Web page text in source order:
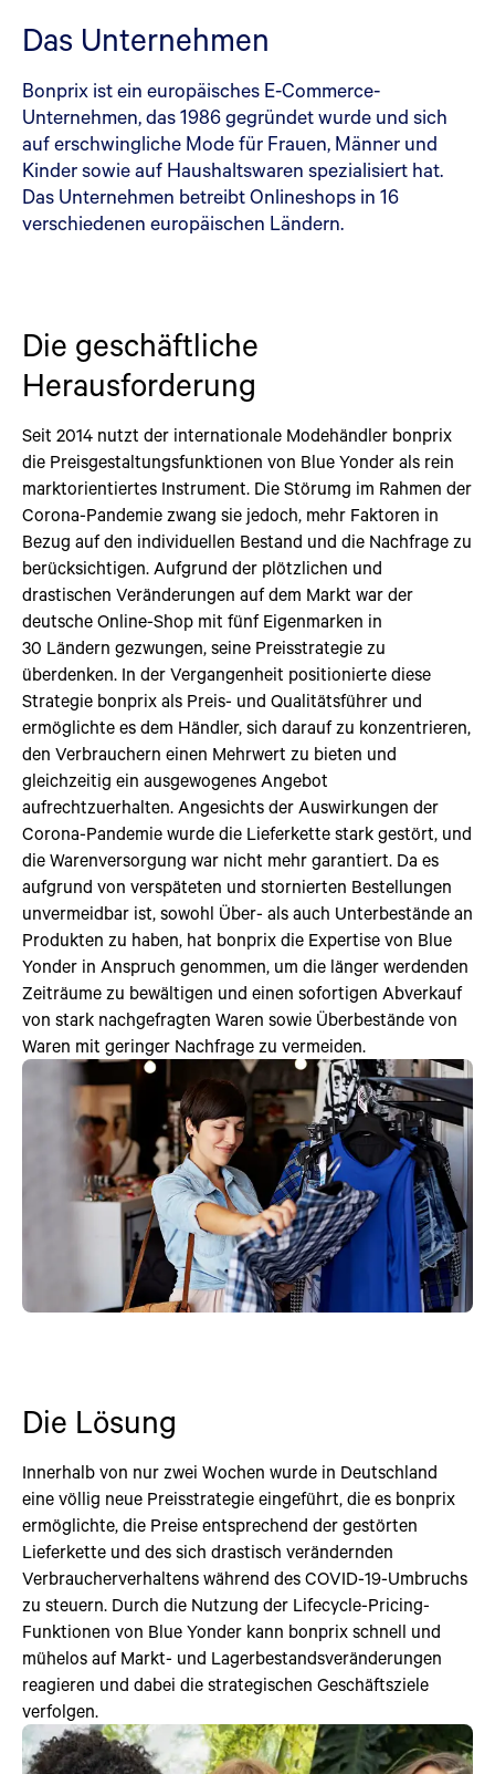
Das Unternehmen
Bonprix ist ein europäisches E-Commerce-
Unternehmen, das 1986 gegründet wurde und sich
auf erschwingliche Mode für Frauen, Männer und
Kinder sowie auf Haushaltswaren spezialisiert hat.
Das Unternehmen betreibt Onlineshops in 16
verschiedenen europäischen Ländern.
Die geschäftliche
Herausforderung
Seit 2014 nutzt der internationale Modehändler bonprix
die Preisgestaltungsfunktionen von Blue Yonder als rein
marktorientiertes Instrument. Die Störumg im Rahmen der
Corona-Pandemie zwang sie jedoch, mehr Faktoren in
Bezug auf den individuellen Bestand und die Nachfrage zu
berücksichtigen. Aufgrund der plötzlichen und
drastischen Veränderungen auf dem Markt war der
deutsche Online-Shop mit fünf Eigenmarken in
30 Ländern gezwungen, seine Preisstrategie zu
überdenken. In der Vergangenheit positionierte diese
Strategie bonprix als Preis- und Qualitätsführer und
ermöglichte es dem Händler, sich darauf zu konzentrieren,
den Verbrauchern einen Mehrwert zu bieten und
gleichzeitig ein ausgewogenes Angebot
aufrechtzuerhalten. Angesichts der Auswirkungen der
Corona-Pandemie wurde die Lieferkette stark gestört, und
die Warenversorgung war nicht mehr garantiert. Da es
aufgrund von verspäteten und stornierten Bestellungen
unvermeidbar ist, sowohl Über- als auch Unterbestände an
Produkten zu haben, hat bonprix die Expertise von Blue
Yonder in Anspruch genommen, um die länger werdenden
Zeiträume zu bewältigen und einen sofortigen Abverkauf
von stark nachgefragten Waren sowie Überbestände von
Waren mit geringer Nachfrage zu vermeiden.
Die Lösung
Innerhalb von nur zwei Wochen wurde in Deutschland
eine völlig neue Preisstrategie eingeführt, die es bonprix
ermöglichte, die Preise entsprechend der gestörten
Lieferkette und des sich drastisch verändernden
Verbraucherverhaltens während des COVID-19-Umbruchs
zu steuern. Durch die Nutzung der Lifecycle-Pricing-
Funktionen von Blue Yonder kann bonprix schnell und
mühelos auf Markt- und Lagerbestandsveränderungen
reagieren und dabei die strategischen Geschäftsziele
verfolgen.